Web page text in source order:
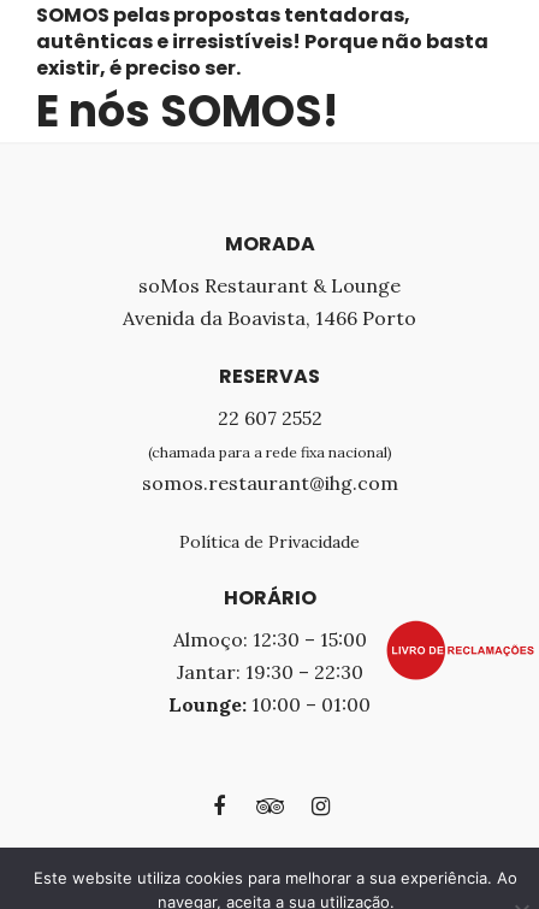
SOMOS pelas propostas tentadoras,
autênticas e irresistíveis! Porque não basta
existir, é preciso ser.
E nós SOMOS!
MORADA
soMos Restaurant & Lounge
Avenida da Boavista, 1466 Porto
RESERVAS
22 607 2552
(chamada para a rede fixa nacional)
somos.restaurant@ihg.com
Política de Privacidade
HORÁRIO
Almoço: 12:30 – 15:00
Jantar: 19:30 – 22:30
Lounge: 10:00 – 01:00
soMos Restaurant & Lounge © 2025 . Desenvolvido por MDigital
Este website utiliza cookies para melhorar a sua experiência. Ao
navegar, aceita a sua utilização.